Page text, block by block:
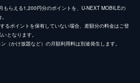
もらえる1,200円分のポイントを、U-NEXT MOBILEの
るポイントを保有していない場合、差額分の料金はご登
となります。
（かけ放題など）の月額利用料は別途発生します。